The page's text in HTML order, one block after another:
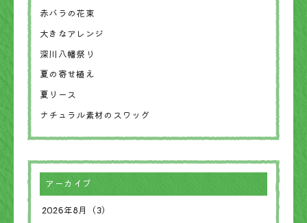
赤バラの花束
大きなアレンジ
深川八幡祭り
夏の寄せ植え
夏リース
ナチュラル素材のスワッグ
アーカイブ
2026年8月（3）